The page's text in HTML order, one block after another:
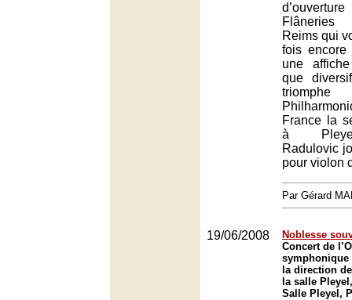
Flâneries
Reims qui
fois encore
une
que
France la
à
Radulovic
pour violon
Par Gérard
19/06/2008
Noblesse
Concert de
symphonique
la direction
la salle
Salle Pleyel,